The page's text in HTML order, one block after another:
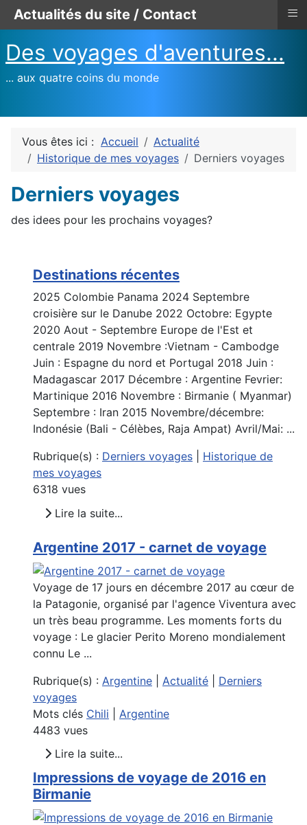
Des voyages d'aventures...
... aux quatre coins du monde
Vous êtes ici : Accueil
Actualité
Historique de mes voyages
Derniers voyages
Derniers voyages
des idees pour les prochains voyages?
Destinations récentes
2025 Colombie Panama 2024 Septembre
croisière sur le Danube 2022 Octobre: Egypte
2020 Aout - Septembre Europe de l'Est et
centrale 2019 Novembre :Vietnam - Cambodge
Juin : Espagne du nord et Portugal 2018 Juin :
Madagascar 2017 Décembre : Argentine Fevrier:
Martinique 2016 Novembre : Birmanie ( Myanmar)
Septembre : Iran 2015 Novembre/décembre:
Indonésie (Bali - Célèbes, Raja Ampat) Avril/Mai: ...
Rubrique(s) : Derniers voyages
Historique de
mes voyages
6318 vues
Lire la suite...
Argentine 2017 - carnet de voyage
Voyage de 17 jours en décembre 2017 au cœur de
la Patagonie, organisé par l'agence Viventura avec
un très beau programme. Les moments forts du
voyage : Le glacier Perito Moreno mondialement
connu Le ...
Rubrique(s) : Argentine Actualité
Derniers
voyages
Mots clés Chili
Argentine
4483 vues
Lire la suite...
Impressions de voyage de 2016 en
Birmanie
Actualités du site / Contact ≡